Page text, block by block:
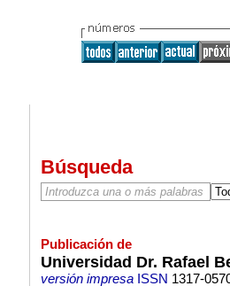
Búsqueda
Publicación de
Universidad Dr. Rafael
versión impresaISSN 1317-